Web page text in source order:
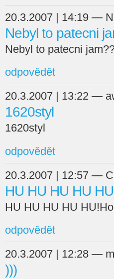
20.3.2007 | 14:19 —
Nebyl to patecni
Nebyl to patecni
odpovědět
20.3.2007 | 13:22 —
1620styl
1620styl
odpovědět
20.3.2007 | 12:57 —
HU HU HU HU
HU HU HU HU
odpovědět
20.3.2007 | 12:28 —
)))